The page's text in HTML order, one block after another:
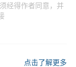
经得作者同意，并
点击了解更多